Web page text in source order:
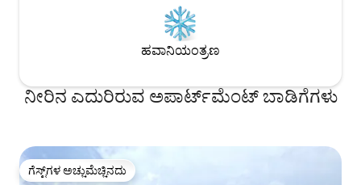
ಹವಾನಿಯಂತ್ರಣ
ನೀರಿನ ಎದುರಿರುವ ಅಪಾರ್ಟ್‌ಮೆಂಟ್ ಬಾಡಿಗೆಗಳು
ಗೆಸ್ಟ್‌ಗಳ ಅಚ್ಚುಮೆಚ್ಚಿನದು
ಗೆಸ್ಟ್‌ಗಳ ಅಚ್ಚುಮೆಚ್ಚಿನದು